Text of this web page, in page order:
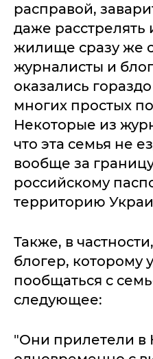
расправой,
даже расстрелять
жилище сразу же
журналисты и
оказались
многих простых
Некоторые из
что эта семья не
вообще за
российскому
территорию
Также, в
блогер, которому
пообщаться с
следующее:
"Они прилетели в